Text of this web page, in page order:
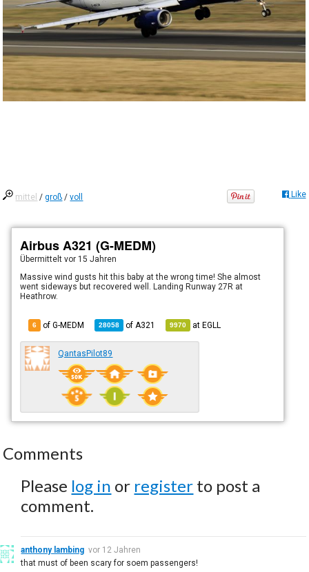
mittel /groß /voll Like
Airbus A321 (G-MEDM)
Übermitteltvor 15 Jahren
Massive wind gusts hit this baby at the wrong time! She almost
went sideways but recovered well. Landing Runway 27R at
Heathrow.
6 of G-MEDM 28058 of A321 9970 atEGLL
QantasPilot89
Comments
Please log in or register to post a
comment.
anthony lambing vor 12 Jahren
that must of been scary for soem passengers!